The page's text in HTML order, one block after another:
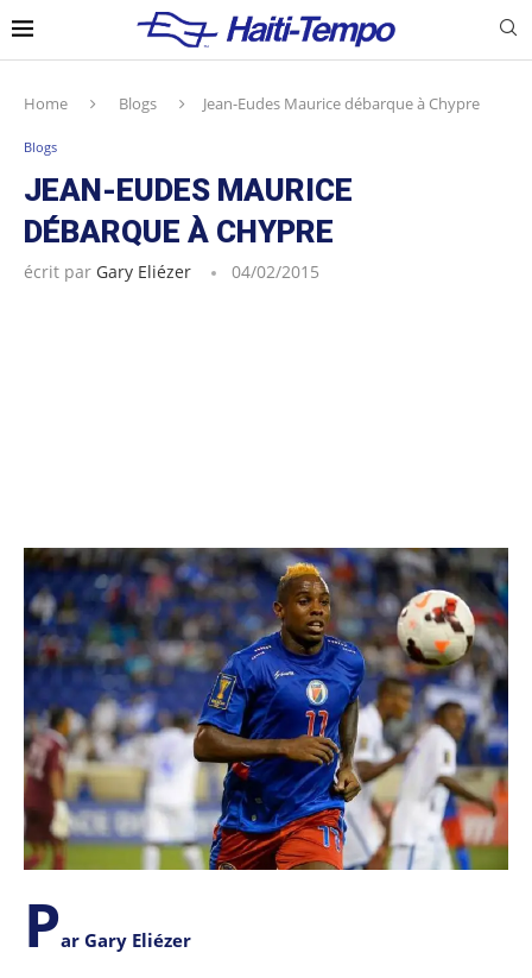
Home Blogs Jean-Eudes Maurice débarque à Chypre
Blogs
JEAN-EUDES MAURICE
DÉBARQUE À CHYPRE
écrit par Gary Eliézer 04/02/2015
Par Gary Eliézer